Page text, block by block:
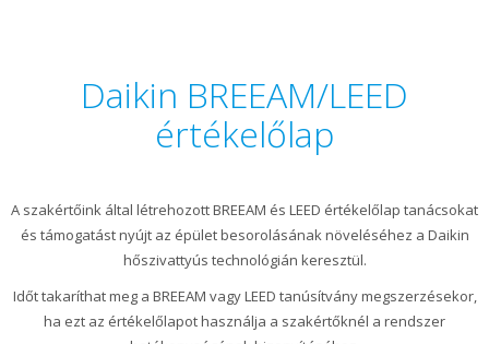
Daikin BREEAM/LEED
értékelőlap
A szakértőink által létrehozott BREEAM és LEED értékelőlap tanácsokat
és támogatást nyújt az épület besorolásának növeléséhez a Daikin
hőszivattyús technológián keresztül.
Időt takaríthat meg a BREEAM vagy LEED tanúsítvány megszerzésekor,
ha ezt az értékelőlapot használja a szakértőknél a rendszer